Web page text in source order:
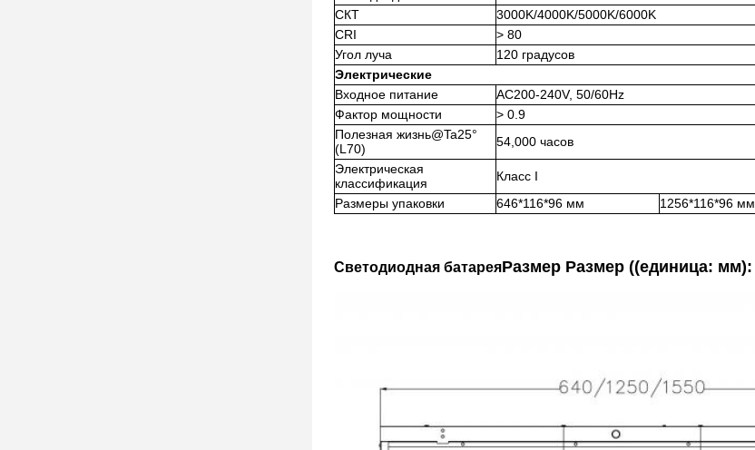
СКТ
3000K/4000K/5000K/6000K
CRI
> 80
Угол луча
120 градусов
Электрические
Входное питание
AC200-240V, 50/60Hz
Фактор мощности
> 0.9
Полезная жизнь@Ta25°
(L70)
54,000 часов
Электрическая
классификация
Класс I
Размеры упаковки
646*116*96 мм 1256*116*96 мм
Светодиодная батареяРазмер Размер ((единица: мм):